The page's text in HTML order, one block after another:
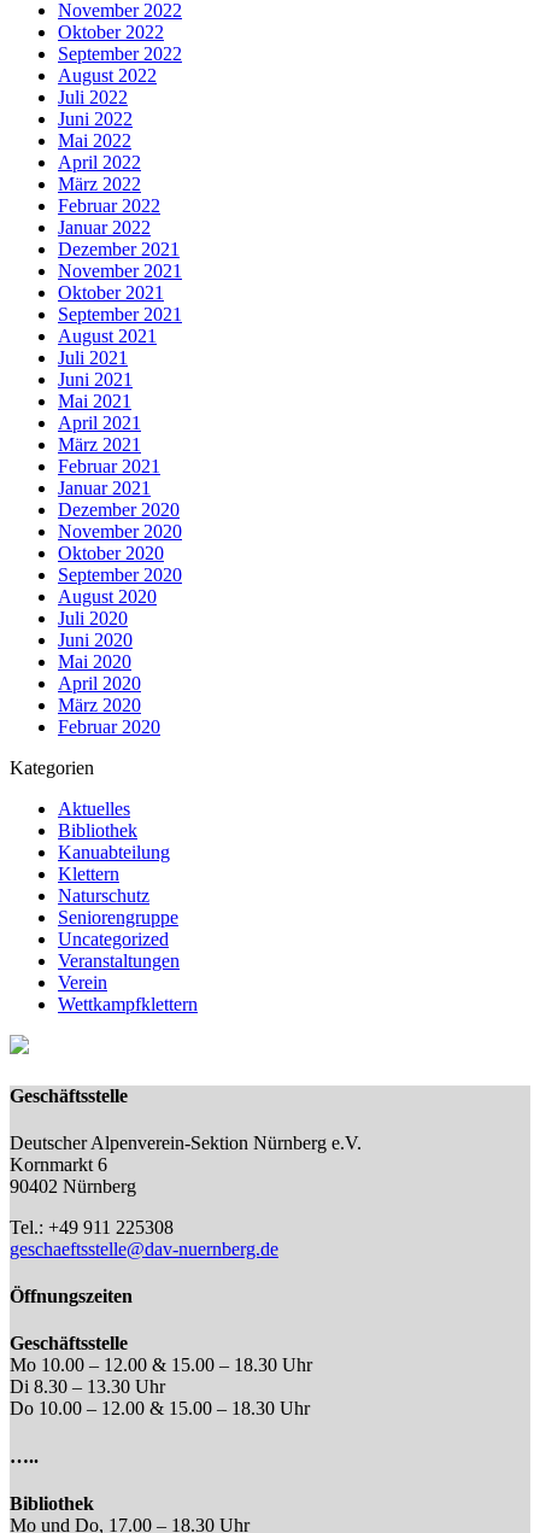
November 2022
Oktober 2022
September 2022
August 2022
Juli 2022
Juni 2022
Mai 2022
April 2022
März 2022
Februar 2022
Januar 2022
Dezember 2021
November 2021
Oktober 2021
September 2021
August 2021
Juli 2021
Juni 2021
Mai 2021
April 2021
März 2021
Februar 2021
Januar 2021
Dezember 2020
November 2020
Oktober 2020
September 2020
August 2020
Juli 2020
Juni 2020
Mai 2020
April 2020
März 2020
Februar 2020
Kategorien
Aktuelles
Bibliothek
Kanuabteilung
Klettern
Naturschutz
Seniorengruppe
Uncategorized
Veranstaltungen
Verein
Wettkampfklettern
Geschäftsstelle
Deutscher Alpenverein-Sektion Nürnberg e.V.
Kornmarkt 6
90402 Nürnberg
Tel.: +49 911 225308
geschaeftsstelle@dav-nuernberg.de
Öffnungszeiten
Geschäftsstelle
Mo 10.00 – 12.00 & 15.00 – 18.30 Uhr
Di 8.30 – 13.30 Uhr
Do 10.00 – 12.00 & 15.00 – 18.30 Uhr
…..
Bibliothek
Mo und Do, 17.00 – 18.30 Uhr